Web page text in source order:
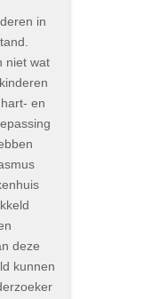
in
niet wat
en
deze
kunnen